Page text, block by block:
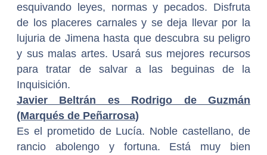
esquivando leyes, normas y pecados. Disfruta
de los placeres carnales y se deja llevar por la
lujuria de Jimena hasta que descubra su peligro
y sus malas artes. Usará sus mejores recursos
para tratar de salvar a las beguinas de la
Inquisición.
Javier Beltrán es Rodrigo de Guzmán
(Marqués de Peñarrosa)
Es el prometido de Lucía. Noble castellano, de
rancio abolengo y fortuna. Está muy bien